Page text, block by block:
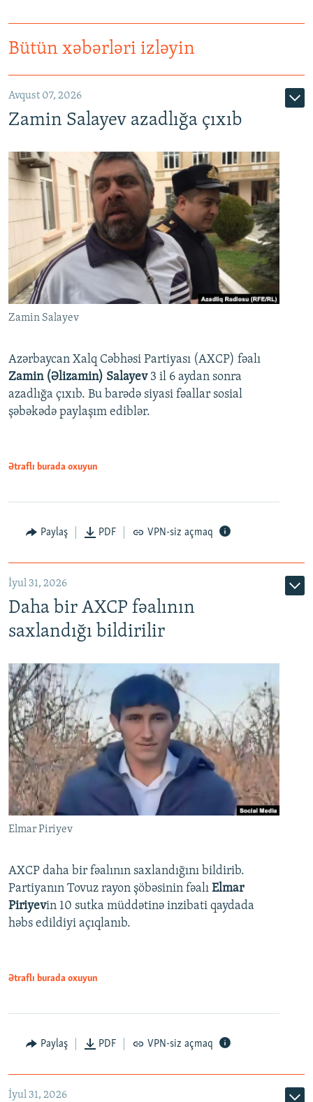
Bütün xəbərləri izləyin
Avqust 07, 2026
Zamin Salayev azadlığa çıxıb
Zamin Salayev
Azərbaycan Xalq Cəbhəsi Partiyası (AXCP) fəalı
Zamin (Əlizamin) Salayev 3 il 6 aydan sonra
azadlığa çıxıb. Bu barədə siyasi fəallar sosial
şəbəkədə paylaşım ediblər.
Ətraflı burada oxuyun
Paylaş PDF VPN-siz açmaq
İyul 31, 2026
Daha bir AXCP fəalının
saxlandığı bildirilir
Elmar Piriyev
AXCP daha bir fəalının saxlandığını bildirib.
Partiyanın Tovuz rayon şöbəsinin fəalı Elmar
Piriyevin 10 sutka müddətinə inzibati qaydada
həbs edildiyi açıqlanıb.
Ətraflı burada oxuyun
Paylaş PDF VPN-siz açmaq
İyul 31, 2026